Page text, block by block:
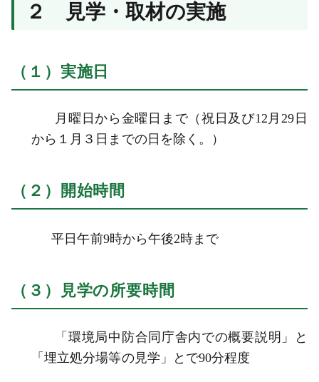
２ 見学・取材の実施
（１）実施日
月曜日から金曜日まで（祝日及び12月29日
から１月３日までの日を除く。）
（２）開始時間
平日午前9時から午後2時まで
（３）見学の所要時間
「環境局中防合同庁舎内での概要説明」と
「埋立処分場等の見学」とで90分程度